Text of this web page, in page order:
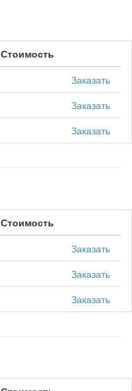
Стоимость
Заказать
Заказать
Заказать
Стоимость
Заказать
Заказать
Заказать